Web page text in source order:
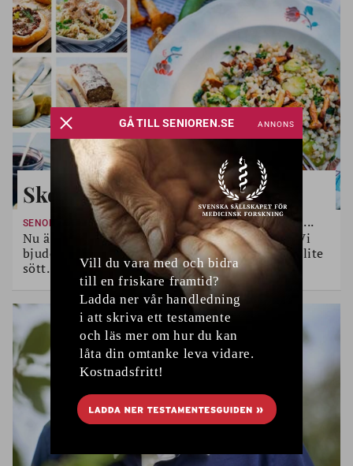
Skogens skörd
SENOMMARENS SMAKERKantareller, blåbär, lingon...
Nu är det tid att njuta av råvaror från skogen. Vi
bjuder på recept på värmande rätter, dryck och lite
sött.